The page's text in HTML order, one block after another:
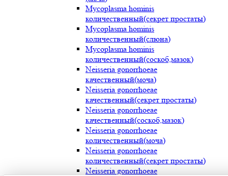
Mycoplasma hominis
количественный(секрет простаты)
Mycoplasma hominis
количественный(слюна)
Mycoplasma hominis
количественный(соскоб,мазок)
Neisseria gonorrhoeae
качественный(моча)
Neisseria gonorrhoeae
качественный(секрет простаты)
Neisseria gonorrhoeae
качественный(соскоб,мазок)
Neisseria gonorrhoeae
количественный(моча)
Neisseria gonorrhoeae
количественный(секрет простаты)
Neisseria gonorrhoeae